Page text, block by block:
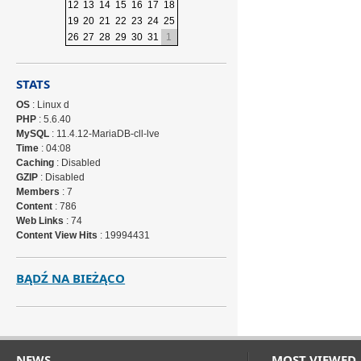
12 13 14 15 16 17 18
19 20 21 22 23 24 25
26 27 28 29 30 31 1
STATS
OS : Linux d
PHP : 5.6.40
MySQL : 11.4.12-MariaDB-cll-lve
Time : 04:08
Caching : Disabled
GZIP : Disabled
Members : 7
Content : 786
Web Links : 74
Content View Hits : 19994431
BĄDŹ NA BIEŻĄCO